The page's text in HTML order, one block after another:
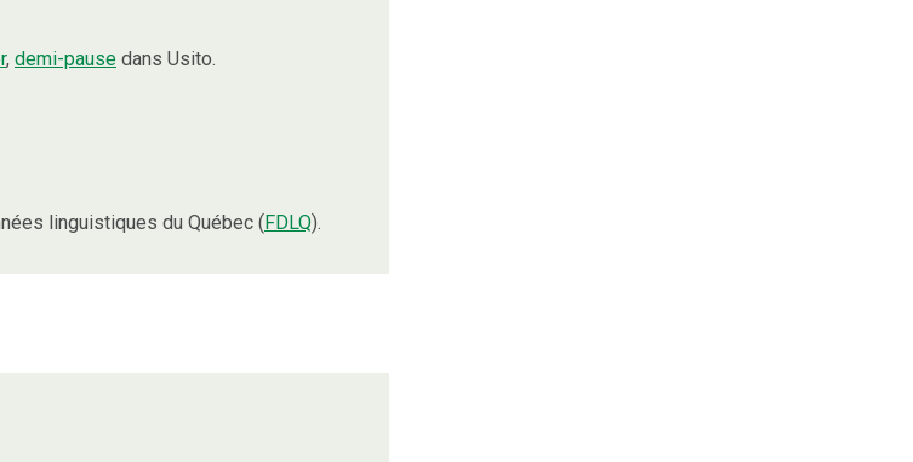
, demi-pause dans Usito.
linguistiques du Québec (FDLQ).